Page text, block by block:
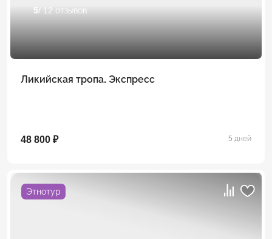
5/ 12 отзывов
Ликийская тропа. Экспресс
48 800 ₽ 5 дней
Этнотур